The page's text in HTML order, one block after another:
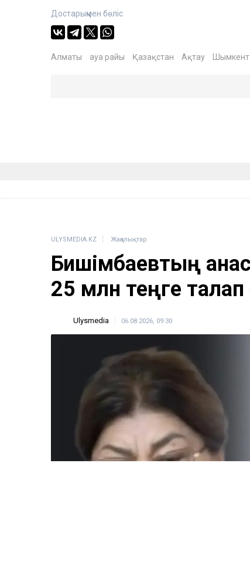
Достарыңмен бөліс
Алматы ауа райы Қазақстан Ақтау Шымкент
ULYSMEDIA.KZ Жаңалықтар
Бишімбаевтың
25 млн теңге талап
Ulysmedia 06.08.2026, 09:30